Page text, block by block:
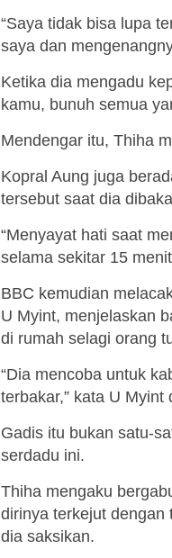
“Saya tidak bisa lupa
saya dan
Ketika dia mengadu
kamu, bunuh semua
Mendengar itu, Thiha
Kopral Aung juga
tersebut saat dia
“Menyayat hati saat
selama sekitar 15
BBC kemudian
U Myint, menjelaskan
di rumah selagi orang
“Dia mencoba untuk
terbakar,” kata U
Gadis itu bukan satu-
serdadu ini.
Thiha mengaku
dirinya terkejut dengan
dia saksikan.